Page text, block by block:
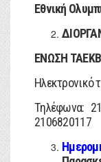
Εθνική
ΕΝΩΣΗ
Ηλεκτρονικό
Tηλέφωνα:
2106820117